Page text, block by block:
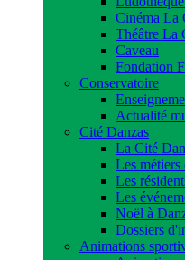
Cinéma La
Théâtre La
Caveau
Fondation
Conservatoire
Actualité
Cité Danzas
La Cité
Les métiers
Les
Les
Noël à
Dossiers
Animations